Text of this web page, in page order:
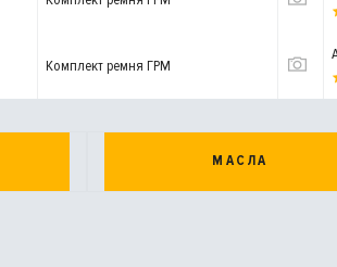
Комплект ремня ГРМ
МАСЛА